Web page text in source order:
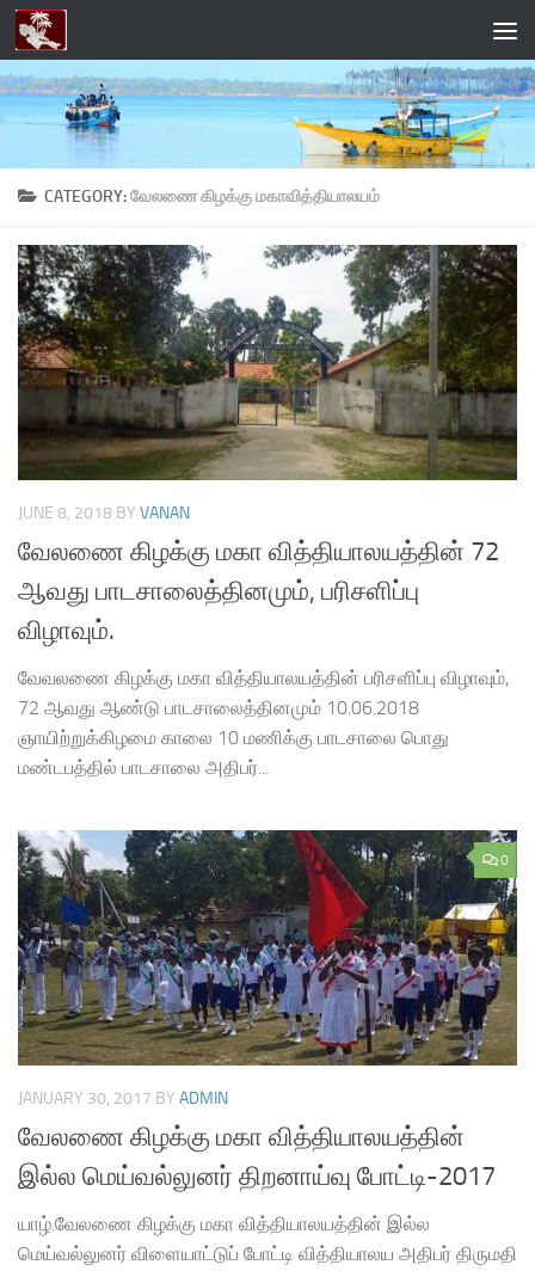
Skip to content
CATEGORY:வேலணை கிழக்கு மகாவித்தியாலயம்
JUNE 8, 2018 BY VANAN
வேலணை கிழக்கு மகா வித்தியாலயத்தின் 72
ஆவது பாடசாலைத்தினமும், பரிசளிப்பு
விழாவும்.
வேவலணை கிழக்கு மகா வித்தியாலயத்தின் பரிசளிப்பு விழாவும்,
72 ஆவது ஆண்டு பாடசாலைத்தினமும் 10.06.2018
ஞாயிற்றுக்கிழமை காலை 10 மணிக்கு பாடசாலை பொது
மண்டபத்தில் பாடசாலை அதிபர்...
0
JANUARY 30, 2017 BY ADMIN
வேலணை கிழக்கு மகா வித்தியாலயத்தின்
இல்ல மெய்வல்லுனர் திறனாய்வு போட்டி-2017
யாழ்.வேலணை கிழக்கு மகா வித்தியாலயத்தின் இல்ல
மெய்வல்லுனர் விளையாட்டுப் போட்டி வித்தியாலய அதிபர் திருமதி